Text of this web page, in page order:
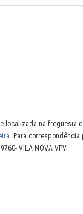
localizada na freguesia
. Para
VILA NOVA VPV.